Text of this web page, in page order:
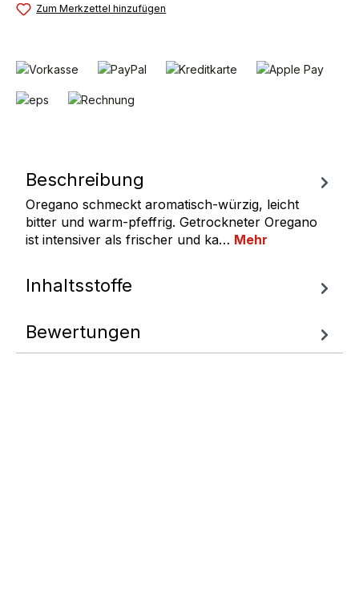
Zum Merkzettel hinzufügen
Beschreibung
Oregano schmeckt aromatisch-würzig, leicht
bitter und warm-pfeffrig. Getrockneter Oregano
ist intensiver als frischer und ka… Mehr
Inhaltsstoffe
Bewertungen